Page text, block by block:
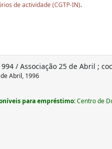
de actividade (CGTP-IN).
/ Associação 25 de Abril ;
Abril, 1996
para empréstimo:Centro de